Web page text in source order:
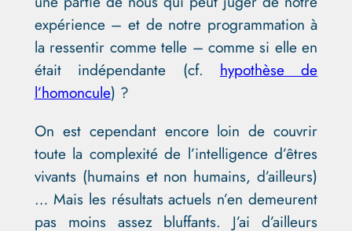
expérience – et de notre programmation à
la ressentir comme telle – comme si elle en
était indépendante (cf. hypothèse de
l’homoncule) ?
On est cependant encore loin de couvrir
toute la complexité de l’intelligence d’êtres
vivants (humains et non humains, d’ailleurs)
… Mais les résultats actuels n’en demeurent
pas moins assez bluffants. J’ai d’ailleurs